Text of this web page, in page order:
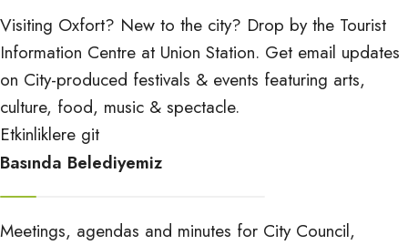
Visiting Oxfort? New to the city? Drop by the Tourist
Information Centre at Union Station. Get email updates
on City-produced festivals & events featuring arts,
culture, food, music & spectacle.
Etkinliklere git
Basında Belediyemiz
Meetings, agendas and minutes for City Council,